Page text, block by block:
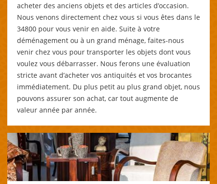
acheter des anciens objets et des articles d’occasion.
Nous venons directement chez vous si vous êtes dans le
34800 pour vous venir en aide. Suite à votre
déménagement ou à un grand ménage, faites-nous
venir chez vous pour transporter les objets dont vous
voulez vous débarrasser. Nous ferons une évaluation
stricte avant d’acheter vos antiquités et vos brocantes
immédiatement. Du plus petit au plus grand objet, nous
pouvons assurer son achat, car tout augmente de
valeur année par année.